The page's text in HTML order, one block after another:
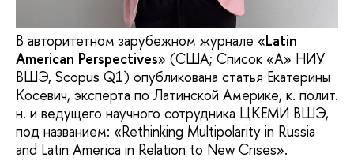
В авторитетном зарубежном журнале «Latin
American Perspectives» (США; Список «А» НИУ
ВШЭ, Scopus Q1) опубликована статья Екатерины
Косевич, эксперта по Латинской Америке, к. полит.
н. и ведущего научного сотрудника ЦКЕМИ ВШЭ,
под названием: «Rethinking Multipolarity in Russia
and Latin America in Relation to New Crises».